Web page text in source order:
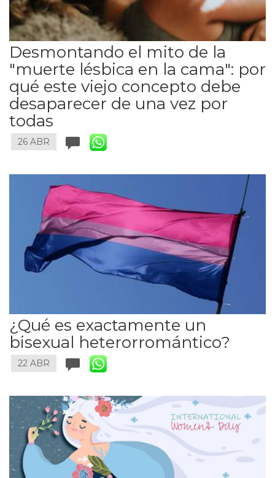
Desmontando el mito de la
"muerte lésbica en la cama": por
qué este viejo concepto debe
desaparecer de una vez por
todas
26 ABR
¿Qué es exactamente un
bisexual heterorromántico?
22 ABR